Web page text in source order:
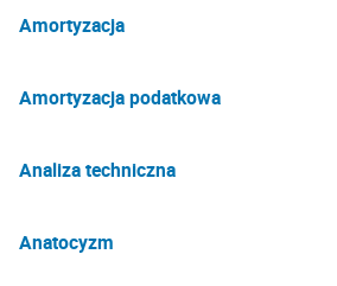
Amortyzacja
Amortyzacja podatkowa
Analiza techniczna
Anatocyzm